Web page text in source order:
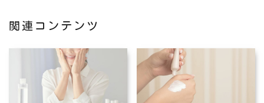
関連コンテンツ